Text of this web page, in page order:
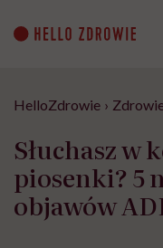
content
HelloZdrowie ›
Słuchasz w
piosenki? 5
objawów